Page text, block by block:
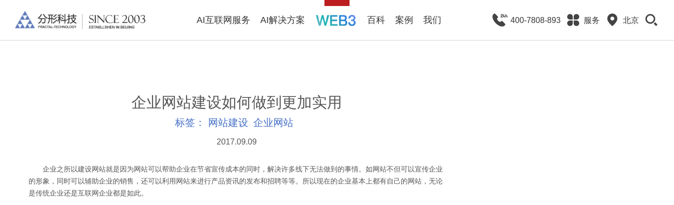
AI互联网服务 AI解决方案 百科 案例 我们 400-7808-893 服务 北京
企业网站建设如何做到更加实用
标签： 网站建设 企业网站
2017.09.09
企业之所以建设网站就是因为网站可以帮助企业在节省宣传成本的同时，解决许多线下无法做到的事情。如网站不但可以宣传企业
的形象，同时可以辅助企业的销售，还可以利用网站来进行产品资讯的发布和招聘等等。所以现在的企业基本上都有自己的网站，无论
是传统企业还是互联网企业都是如此。